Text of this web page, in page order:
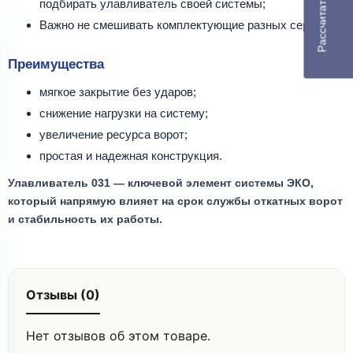
подбирать улавливатель своей системы;
Важно не смешивать комплектующие разных серий.
Преимущества
мягкое закрытие без ударов;
снижение нагрузки на систему;
увеличение ресурса ворот;
простая и надежная конструкция.
Улавливатель 031 — ключевой элемент системы ЭКО,
который напрямую влияет на срок службы откатных ворот
и стабильность их работы.
Отзывы (0)
Нет отзывов об этом товаре.